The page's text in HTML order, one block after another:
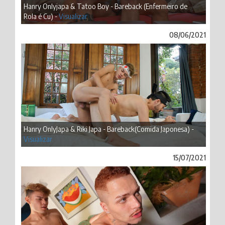
Hanry Onlyjapa & Tatoo Boy - Bareback (Enfermeiro de
Rola é Cu) -Visualizar
08/06/2021
Hanry OnlyJapa & Riki Japa - Bareback(Comida Japonesa) -
Visualizar
15/07/2021